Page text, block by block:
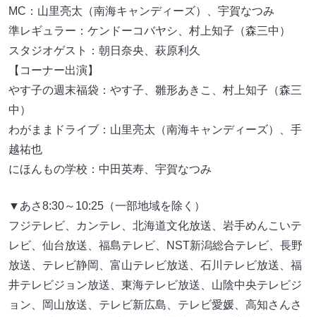
MC：山里亮太（南海キャンディーズ）、宇賀なつみ
準レギュラー：ケンドーコバヤシ、村上知子（森三中）
スタジオゲスト：朝日奈央、萩原利久
【コーナー出演】
やす子の週末福袋：やす子、雛形あきこ、村上知子（森三
中）
わがままドライブ：山里亮太（南海キャンディーズ）、手
越祐也
にほんもの学校：中田英寿、宇賀なつみ
▼あさ8:30～10:25（一部地域を除く）
フジテレビ、カンテレ、北海道文化放送、岩手めんこいテ
レビ、仙台放送、福島テレビ、NST新潟総合テレビ、長野
放送、テレビ静岡、富山テレビ放送、石川テレビ放送、福
井テレビジョン放送、東海テレビ放送、山陰中央テレビジ
ョン、岡山放送、テレビ新広島、テレビ愛媛、高知さんさ